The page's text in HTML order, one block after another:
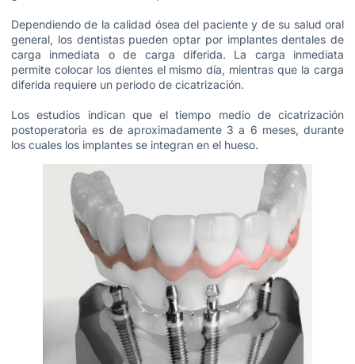
Dependiendo de la calidad ósea del paciente y de su salud oral
general, los dentistas pueden optar por implantes dentales de
carga inmediata o de carga diferida. La carga inmediata
permite colocar los dientes el mismo día, mientras que la carga
diferida requiere un periodo de cicatrización.
Los estudios indican que el tiempo medio de cicatrización
postoperatoria es de aproximadamente 3 a 6 meses, durante
los cuales los implantes se integran en el hueso.